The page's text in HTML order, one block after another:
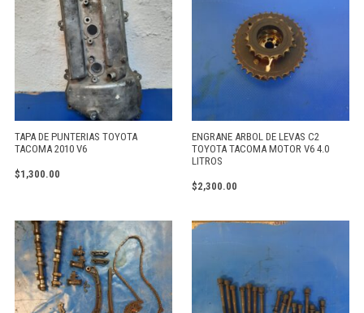
TAPA DE PUNTERIAS TOYOTA
TACOMA 2010 V6
$1,300.00
ENGRANE ARBOL DE LEVAS C2
TOYOTA TACOMA MOTOR V6 4.0
LITROS
$2,300.00